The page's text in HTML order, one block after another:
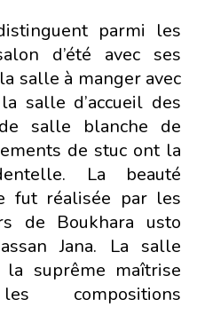
parmi les
d’été avec ses
salle à manger avec
salle d’accueil des
salle blanche de
de stuc ont la
La beauté
fut réalisée par les
de Boukhara usto
Jana. La salle
suprême maîtrise
compositions